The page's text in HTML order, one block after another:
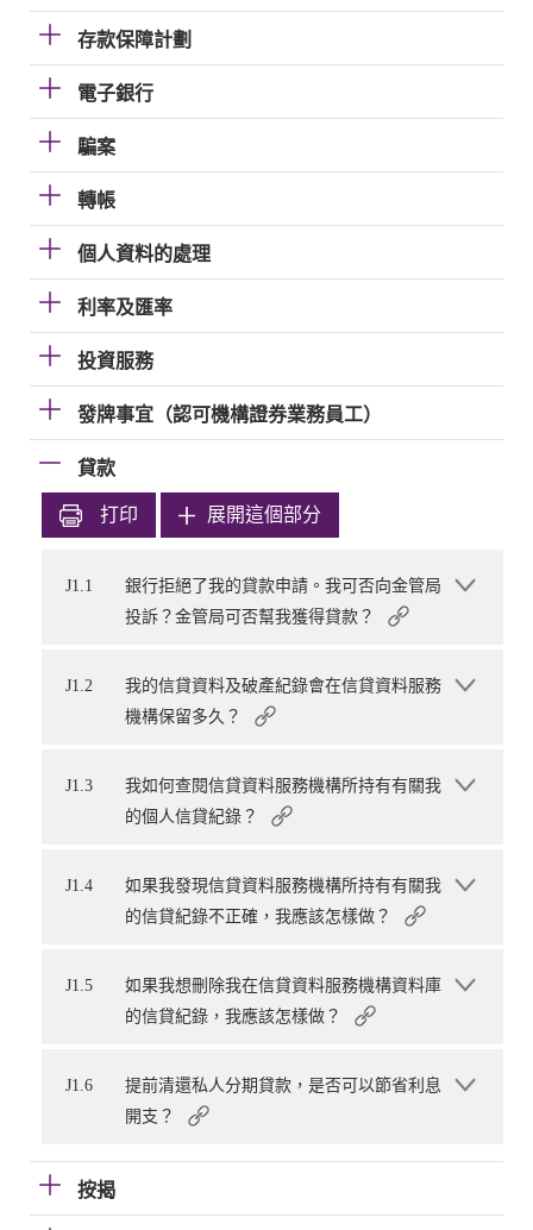
存款保障計劃
電子銀行
騙案
轉帳
個人資料的處理
利率及匯率
投資服務
發牌事宜（認可機構證券業務員工）
貸款
打印 展開這個部分
J1.1
銀行拒絕了我的貸款申請。我可否向金管局
投訴？金管局可否幫我獲得貸款？
J1.2
我的信貸資料及破產紀錄會在信貸資料服務
機構保留多久？
J1.3
我如何查閱信貸資料服務機構所持有有關我
的個人信貸紀錄？
J1.4
如果我發現信貸資料服務機構所持有有關我
的信貸紀錄不正確，我應該怎樣做？
J1.5
如果我想刪除我在信貸資料服務機構資料庫
的信貸紀錄，我應該怎樣做？
J1.6
提前清還私人分期貸款，是否可以節省利息
開支？
按揭